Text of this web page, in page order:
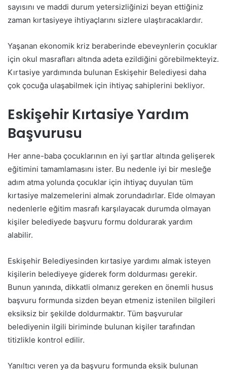
sayısını ve maddi durum yetersizliğinizi beyan ettiğiniz
zaman kırtasiyeye ihtiyaçlarını sizlere ulaştıracaklardır.
Yaşanan ekonomik kriz beraberinde ebeveynlerin çocuklar
için okul masrafları altında adeta ezildiğini görebilmekteyiz.
Kırtasiye yardımında bulunan Eskişehir Belediyesi daha
çok çocuğa ulaşabilmek için ihtiyaç sahiplerini bekliyor.
Eskişehir Kırtasiye Yardım
Başvurusu
Her anne-baba çocuklarının en iyi şartlar altında gelişerek
eğitimini tamamlamasını ister. Bu nedenle iyi bir mesleğe
adım atma yolunda çocuklar için ihtiyaç duyulan tüm
kırtasiye malzemelerini almak zorundadırlar. Elde olmayan
nedenlerle eğitim masrafı karşılayacak durumda olmayan
kişiler belediyede başvuru formu doldurarak yardım
alabilir.
Eskişehir Belediyesinden kırtasiye yardımı almak isteyen
kişilerin belediyeye giderek form doldurması gerekir.
Bunun yanında, dikkatli olmanız gereken en önemli husus
başvuru formunda sizden beyan etmeniz istenilen bilgileri
eksiksiz bir şekilde doldurmaktır. Tüm başvurular
belediyenin ilgili biriminde bulunan kişiler tarafından
titizlikle kontrol edilir.
Yanıltıcı veren ya da başvuru formunda eksik bulunan